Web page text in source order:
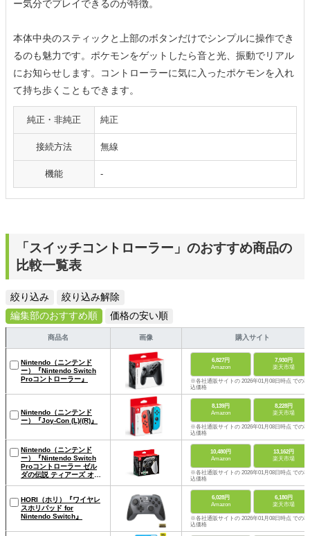
ー気分でプレイできるのが特徴。
本体中央のスティックと上部のボタンだけでシンプルに操作でき
るのも魅力です。ポケモンをゲットしたら音と光、振動でリアル
にお知らせします。コントローラーに気に入ったポケモンを入れ
て持ち歩くこともできます。
純正・非純正 純正
接続方法 無線
機能 -
「スイッチコントローラー」のおすすめ商品の
比較一覧表
絞り込み
絞り込み解除
編集部のおすすめ順
価格の安い順
商品名 画像 購入サイト
Nintendo（ニンテンド
ー）『Nintendo Switch
Proコントローラー』
6,827円
Amazon
7,930円
楽天市場
※各社通販サイトの 2026年01月08日時点 での税
込価格
Nintendo（ニンテンド
ー）『Joy-Con (L)/(R)』
8,139円
Amazon
8,228円
楽天市場
※各社通販サイトの 2026年01月08日時点 での税
込価格
Nintendo（ニンテンド
ー）『Nintendo Switch
Proコントローラー ゼル
ダの伝説 ティアーズ オブ
10,480円
Amazon
13,162円
楽天市場
※各社通販サイトの 2026年01月08日時点 での税
込価格
HORI（ホリ）『ワイヤレ
スホリパッド for
Nintendo Switch』
6,028円
Amazon
6,180円
楽天市場
※各社通販サイトの 2026年01月08日時点 での税
込価格